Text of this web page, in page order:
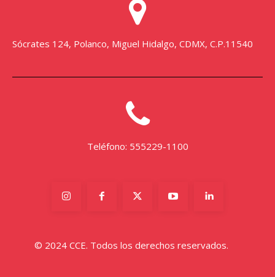
Sócrates 124, Polanco, Miguel Hidalgo, CDMX, C.P.11540
Teléfono: 555229-1100
© 2024 CCE. Todos los derechos reservados.